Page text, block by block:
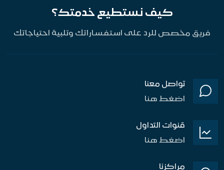
كيف نستطيع خدمتك؟
فريق مخصص للرد على استفساراتك وتلبية احتياجاتك
تواصل معنا
اضغط هنا
قنوات التداول
اضغط هنا
مراكزنا